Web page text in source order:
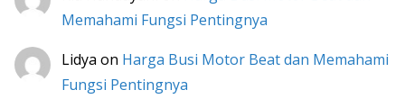
Memahami Fungsi Pentingnya
Lidya on Harga Busi Motor Beat dan Memahami
Fungsi Pentingnya